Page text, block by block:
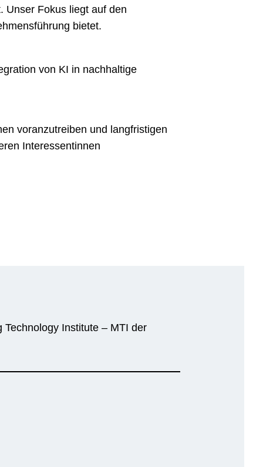
Unser Fokus liegt auf den
bietet.
von KI in nachhaltige
voranzutreiben und langfristigen
Interessentinnen
Technology Institute – MTI der